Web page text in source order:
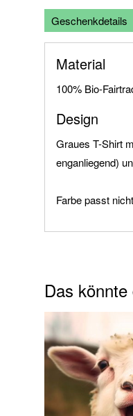
der
Bildgalerie
Geschenkdetails
Material
100% Bio-
Design
Graues T-Shirt
enganliegend)
Farbe passt
Das